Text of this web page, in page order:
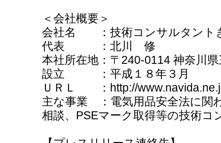
＜会社概要＞
会社名 ：技術コンサルタント
代表 ：北川 修
本社所在地：〒240-0114 神奈川
設立 ：平成１８年３月
ＵＲＬ ：http://
主な事業 ：電気用品安全法に関
相談、PSEマーク取得等の技術コ